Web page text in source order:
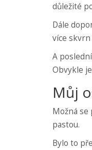
důležité
Dále
více
A
Obvykle
Můj
Možná se
pastou.
Bylo to